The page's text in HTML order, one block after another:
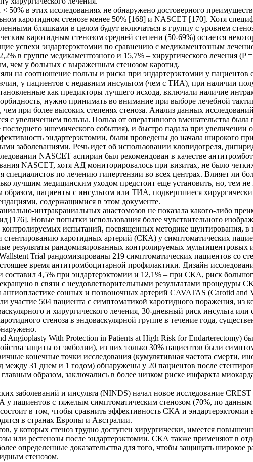
50% в этих исследованиях не обнаружено достоверного
каротидном стенозе менее 50% [168] и NASCET [170]. Хотя
бляшками в целом будут включаться в группу с уровнем
каротидным стенозом средней степени (50-69%) остается
успехи эндартерэктомии по сравнению с медикаментозным
в группе медикаментозного и 15,7% – хирургического лечения
чем у больных с выраженным стенозом каротид.
на соотношение пользы и риска при эндартерэктомии у
у пациентов с недавним инсультом (чем с ТИА), при наличии
как предикторы лучшего исхода, включали наличие
нужно принимать во внимание при выборе лечебной
при более высоких степенях стеноза. Анализ данных
с увеличением пользы. Польза от оперативного вмешательства
последнего ишемического события), и быстро падала при увеличении
эндартерэктомии, были проведены до начала широкого
заболеваниями. Речь идет об использовании клопидогреля,
NASCET aспирин был рекомендован в качестве
NASCET, хотя АД мониторировалось при визитах, не было
специалистов по лечению гипертензии во всех центрах. Влияет ли
лучшим медицинским уходом предстоит еще установить, но, тем
пациенты с инсультом или ТИА, подвергшиеся
содержащимися в этом документе.
интракраниальных анастомозов не показала какого-либо
[176]. Новые попытки использования более чувствительного
испытаний, посвященных методике шунтирования, в
каротидных артерий (СКА) у симптоматических
результаты рандомизированных контролируемых
Trial рандомизированы 219 симптоматических пациентов со
время антитромбоцитарной профилактики. Дизайн
составил 4,5% при эндартерэктомии и 12,1% – при СКА, риск
в связи с неудовлетворительными результатами процедуры
сонных и позвоночных артерий CAVATAS (Carotid and
участие 504 пациента с симптоматикой каротидного поражения,
и хирургического лечения, 30-дневный риск инсульта
стеноза в эндоваскулярной группе в течение года,
Angioplasty With Protection in Patients at High Risk for Endarterectomy)
защиты от эмболии), из них только 30% пациентов были
конечные точки исследования (кумулятивная частота смерти,
между 31 днем и 1 годом) обнаружены у 20 пациентов после
образом, заключались в более низком риске инфаркта
заболеваний и инсульта (NINDS) начал новое исследование
у пациентов с тяжелым симптоматическим стенозом (70%, по
в том, чтобы сравнить эффективность СКА и
в странах Европы и Австралии.
у которых стеноз трудно доступен хирургически, имеется
или рестенозы после эндартерэктомии. CКА также применяют в
определенные доказательства для того, чтобы защищать
стенозом.